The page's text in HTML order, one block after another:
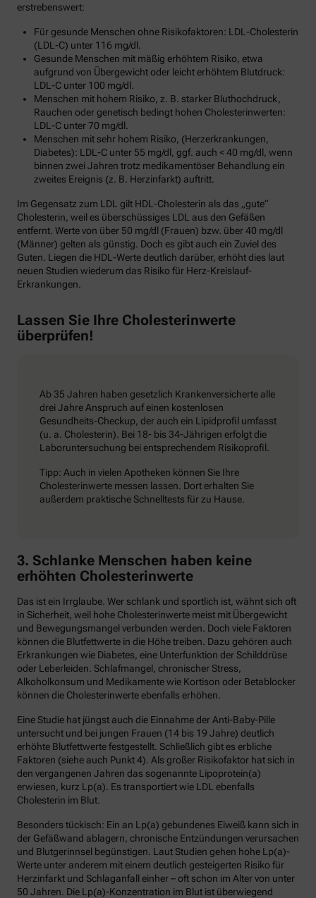
erstrebenswert:
Für gesunde Menschen ohne Risikofaktoren: LDL-Cholesterin
(LDL-C) unter 116 mg/dl.
Gesunde Menschen mit mäßig erhöhtem Risiko, etwa
aufgrund von Übergewicht oder leicht erhöhtem Blutdruck:
LDL-C unter 100 mg/dl.
Menschen mit hohem Risiko, z. B. starker Bluthochdruck,
Rauchen oder genetisch bedingt hohen Cholesterinwerten:
LDL-C unter 70 mg/dl.
Menschen mit sehr hohem Risiko, (Herzerkrankungen,
Diabetes): LDL-C unter 55 mg/dl, ggf. auch < 40 mg/dl, wenn
binnen zwei Jahren trotz medikamentöser Behandlung ein
zweites Ereignis (z. B. Herzinfarkt) auftritt.
Im Gegensatz zum LDL gilt HDL-Cholesterin als das „gute“
Cholesterin, weil es überschüssiges LDL aus den Gefäßen
entfernt. Werte von über 50 mg/dl (Frauen) bzw. über 40 mg/dl
(Männer) gelten als günstig. Doch es gibt auch ein Zuviel des
Guten. Liegen die HDL-Werte deutlich darüber, erhöht dies laut
neuen Studien wiederum das Risiko für Herz-Kreislauf-
Erkrankungen.
Lassen Sie Ihre Cholesterinwerte
überprüfen!
Ab 35 Jahren haben gesetzlich Krankenversicherte alle
drei Jahre Anspruch auf einen kostenlosen
Gesundheits-Checkup, der auch ein Lipidprofil umfasst
(u. a. Cholesterin). Bei 18- bis 34-Jährigen erfolgt die
Laboruntersuchung bei entsprechendem Risikoprofil.
Tipp: Auch in vielen Apotheken können Sie Ihre
Cholesterinwerte messen lassen. Dort erhalten Sie
außerdem praktische Schnelltests für zu Hause.
3. Schlanke Menschen haben keine
erhöhten Cholesterinwerte
Das ist ein Irrglaube. Wer schlank und sportlich ist, wähnt sich oft
in Sicherheit, weil hohe Cholesterinwerte meist mit Übergewicht
und Bewegungsmangel verbunden werden. Doch viele Faktoren
können die Blutfettwerte in die Höhe treiben. Dazu gehören auch
Erkrankungen wie Diabetes, eine Unterfunktion der Schilddrüse
oder Leberleiden. Schlafmangel, chronischer Stress,
Alkoholkonsum und Medikamente wie Kortison oder Betablocker
können die Cholesterinwerte ebenfalls erhöhen.
Eine Studie hat jüngst auch die Einnahme der Anti-Baby-Pille
untersucht und bei jungen Frauen (14 bis 19 Jahre) deutlich
erhöhte Blutfettwerte festgestellt. Schließlich gibt es erbliche
Faktoren (siehe auch Punkt 4). Als großer Risikofaktor hat sich in
den vergangenen Jahren das sogenannte Lipoprotein(a)
erwiesen, kurz Lp(a). Es transportiert wie LDL ebenfalls
Cholesterin im Blut.
Besonders tückisch: Ein an Lp(a) gebundenes Eiweiß kann sich in
der Gefäßwand ablagern, chronische Entzündungen verursachen
und Blutgerinnsel begünstigen. Laut Studien gehen hohe Lp(a)-
Werte unter anderem mit einem deutlich gesteigerten Risiko für
Herzinfarkt und Schlaganfall einher – oft schon im Alter von unter
50 Jahren. Die Lp(a)-Konzentration im Blut ist überwiegend